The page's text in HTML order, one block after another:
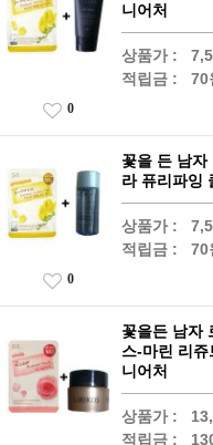
니어처
상품가 :
적립금 : 70
0
꽃을 든 남자
라 퓨리파잉
상품가 :
적립금 : 70
0
꽃을든 남자
스-마린 리쥬
니어처
상품가 :
적립금 :